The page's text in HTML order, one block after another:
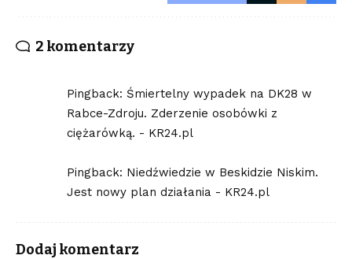
2 komentarzy
Pingback: Śmiertelny wypadek na DK28 w
Rabce-Zdroju. Zderzenie osobówki z
ciężarówką. - KR24.pl
Pingback: Niedźwiedzie w Beskidzie Niskim.
Jest nowy plan działania - KR24.pl
Dodaj komentarz